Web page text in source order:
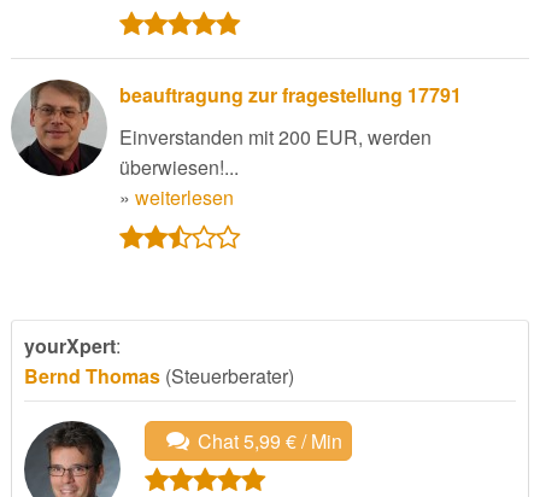
beauftragung zur fragestellung 17791
Einverstanden mit 200 EUR, werden
überwiesen!...
» weiterlesen
yourXpert:
Bernd Thomas(Steuerberater)
Chat 5,99 € / Min